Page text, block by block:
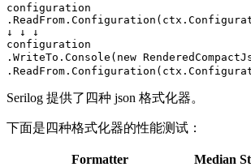
configuration
↓ ↓ ↓
configuration
.WriteTo.Console(new
Serilog 提供了四种 json 格式化器。
下面是四种格式化器的性能测试：
Formatter Median